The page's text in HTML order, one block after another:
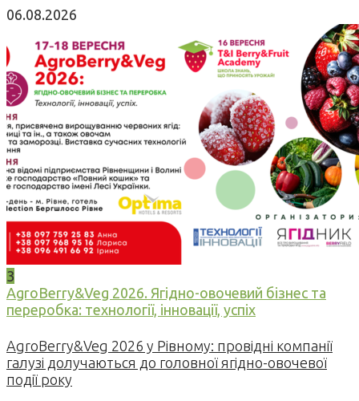
06.08.2026
3
AgroBerry&Veg 2026. Ягідно-овочевий бізнес та
переробка: технології, інновації, успіх
AgroBerry&Veg 2026 у Рівному: провідні компанії
галузі долучаються до головної ягідно-овочевої
події року